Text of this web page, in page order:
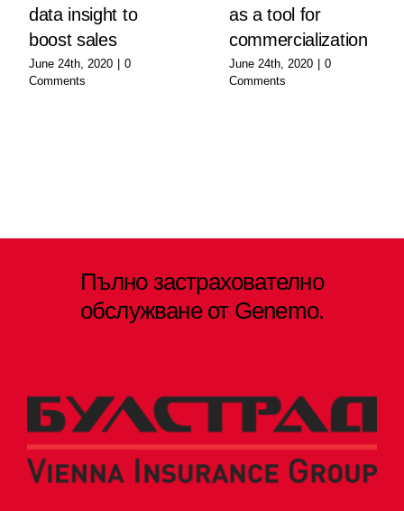
data insight to
boost sales
June 24th, 2020 | 0
Comments
as a tool for
commercialization
June 24th, 2020 | 0
Comments
Пълно застрахователно
обслужване от Genemo.